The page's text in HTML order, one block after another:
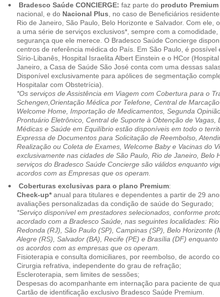
Bradesco Saúde CONCIERGE: faz parte do produto Premium
nacional, e do Nacional Plus , no caso de Beneficiários
Rio de Janeiro, São Paulo, Belo Horizonte e Salvador. Com ele,
a uma série de serviços exclusivos*, sempre com a
segurança que ele merece. O Bradesco Saúde Concierge
centros de referência médica do País. Em São Paulo, é possível
Sírio-Libanês, Hospital Israelita Albert Einstein e o HCor
Janeiro, a Casa de Saúde São José conta com uma dessas
Disponível exclusivamente para apólices de segmentação
Hospitalar com Obstetrícia).
*Os serviços de Assistência em Viagem com Cobertura para o
Schengen,Orientação Médica por Telefone, Central de
Welcome Home, Importação de Medicamentos, Segunda
Prontuário Eletrônico, Central de Suporte à Obtenção de Vagas,
Médicas e Saúde em Equilíbrio estão disponíveis em todo o
Expressa de Documentos para Solicitação de Reembolso,
Realização ou Coleta de Exames, Welcome Baby e Vacinas do
exclusivamente nas cidades de São Paulo, Rio de Janeiro, Belo
serviços do Bradesco Saúde Concierge são válidos enquanto
acordos com as Empresas que os operam.
Coberturas exclusivas para o plano Premium:
Check-up*anual para titulares e dependentes a partir de 29
avaliações personalizadas da condição de saúde do Segurado;
*Serviço disponível em prestadores selecionados, conforme
acordado com a Bradesco Saúde, nas seguintes localidades:
Redonda (RJ), São Paulo (SP), Campinas (SP), Belo Horizonte
Alegre (RS), Salvador (BA), Recife (PE) e Brasília (DF)
os acordos com as empresas que os operam.
Fisioterapia e consulta domiciliares, por reembolso, de acordo
Cirurgia refrativa, independente do grau de refração;
Escleroterapia, sem limites de sessões;
Despesas do acompanhante em internação para paciente de
Cartão de identificação exclusivo Bradesco Saúde Premium.